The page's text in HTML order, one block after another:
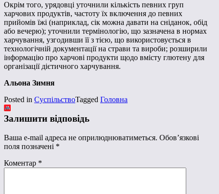
Окрім того, урядовці уточнили кількість певних груп
харчових продуктів, частоту їх включення до певних
прийомів їжі (наприклад, сік можна давати на сніданок, обід
або вечерю); уточнили термінологію, що зазначена в нормах
харчування, узгодивши її з тією, що використовується в
технологічній документації на страви та вироби; розширили
інформацію про харчові продукти щодо вмісту глютену для
організації дієтичного харчування.
Альона Зимня
Posted in СуспільствоTagged Головна
Залишити відповідь
Ваша e-mail адреса не оприлюднюватиметься. Обов’язкові
поля позначені *
Коментар *